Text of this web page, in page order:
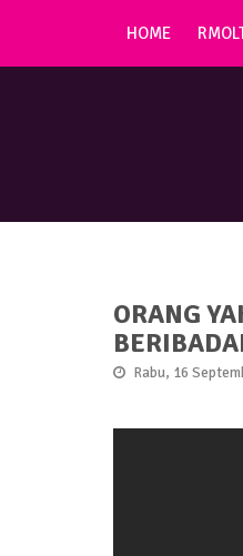
HOME
ORANG
Rabu, 16